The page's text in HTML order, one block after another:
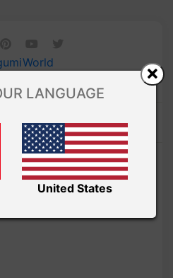
LANGUAGE
United States